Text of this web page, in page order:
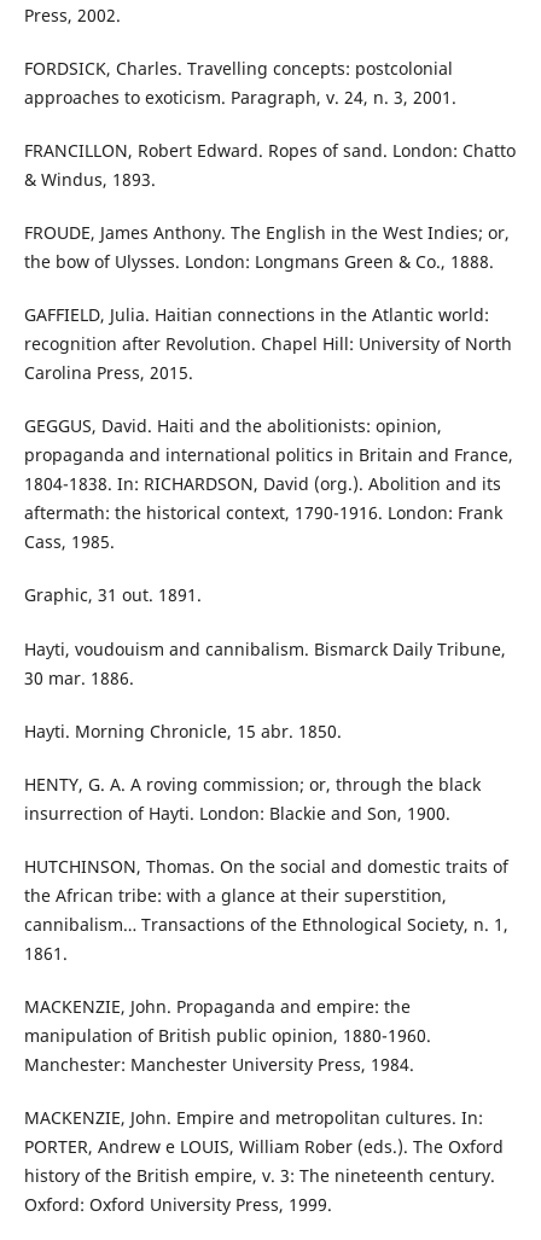
Press, 2002.
FORDSICK, Charles. Travelling concepts: postcolonial
approaches to exoticism. Paragraph, v. 24, n. 3, 2001.
FRANCILLON, Robert Edward. Ropes of sand. London: Chatto
& Windus, 1893.
FROUDE, James Anthony. The English in the West Indies; or,
the bow of Ulysses. London: Longmans Green & Co., 1888.
GAFFIELD, Julia. Haitian connections in the Atlantic world:
recognition after Revolution. Chapel Hill: University of North
Carolina Press, 2015.
GEGGUS, David. Haiti and the abolitionists: opinion,
propaganda and international politics in Britain and France,
1804-1838. In: RICHARDSON, David (org.). Abolition and its
aftermath: the historical context, 1790-1916. London: Frank
Cass, 1985.
Graphic, 31 out. 1891.
Hayti, voudouism and cannibalism. Bismarck Daily Tribune,
30 mar. 1886.
Hayti. Morning Chronicle, 15 abr. 1850.
HENTY, G. A. A roving commission; or, through the black
insurrection of Hayti. London: Blackie and Son, 1900.
HUTCHINSON, Thomas. On the social and domestic traits of
the African tribe: with a glance at their superstition,
cannibalism… Transactions of the Ethnological Society, n. 1,
1861.
MACKENZIE, John. Propaganda and empire: the
manipulation of British public opinion, 1880-1960.
Manchester: Manchester University Press, 1984.
MACKENZIE, John. Empire and metropolitan cultures. In:
PORTER, Andrew e LOUIS, William Rober (eds.). The Oxford
history of the British empire, v. 3: The nineteenth century.
Oxford: Oxford University Press, 1999.